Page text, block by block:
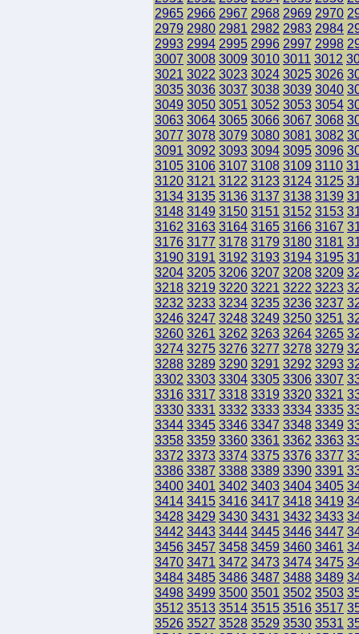
2965 2966 2967 2968 2969 2970
2979 2980 2981 2982 2983 2984
2993 2994 2995 2996 2997 2998
3007 3008 3009 3010 3011 3012
3021 3022 3023 3024 3025 3026
3035 3036 3037 3038 3039 3040
3049 3050 3051 3052 3053 3054
3063 3064 3065 3066 3067 3068
3077 3078 3079 3080 3081 3082
3091 3092 3093 3094 3095 3096
3105 3106 3107 3108 3109 3110
3120 3121 3122 3123 3124 3125
3134 3135 3136 3137 3138 3139
3148 3149 3150 3151 3152 3153
3162 3163 3164 3165 3166 3167
3176 3177 3178 3179 3180 3181
3190 3191 3192 3193 3194 3195
3204 3205 3206 3207 3208 3209
3218 3219 3220 3221 3222 3223
3232 3233 3234 3235 3236 3237
3246 3247 3248 3249 3250 3251
3260 3261 3262 3263 3264 3265
3274 3275 3276 3277 3278 3279
3288 3289 3290 3291 3292 3293
3302 3303 3304 3305 3306 3307
3316 3317 3318 3319 3320 3321
3330 3331 3332 3333 3334 3335
3344 3345 3346 3347 3348 3349
3358 3359 3360 3361 3362 3363
3372 3373 3374 3375 3376 3377
3386 3387 3388 3389 3390 3391
3400 3401 3402 3403 3404 3405
3414 3415 3416 3417 3418 3419
3428 3429 3430 3431 3432 3433
3442 3443 3444 3445 3446 3447
3456 3457 3458 3459 3460 3461
3470 3471 3472 3473 3474 3475
3484 3485 3486 3487 3488 3489
3498 3499 3500 3501 3502 3503
3512 3513 3514 3515 3516 3517
3526 3527 3528 3529 3530 3531